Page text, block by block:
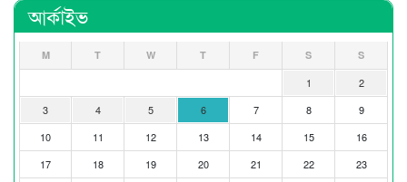
আর্কাইভ
M T W T F S S
1
2
3
4 5 6 7 8
9
10
11 12 13 14 15
16
17
18 19 20 21 22
23